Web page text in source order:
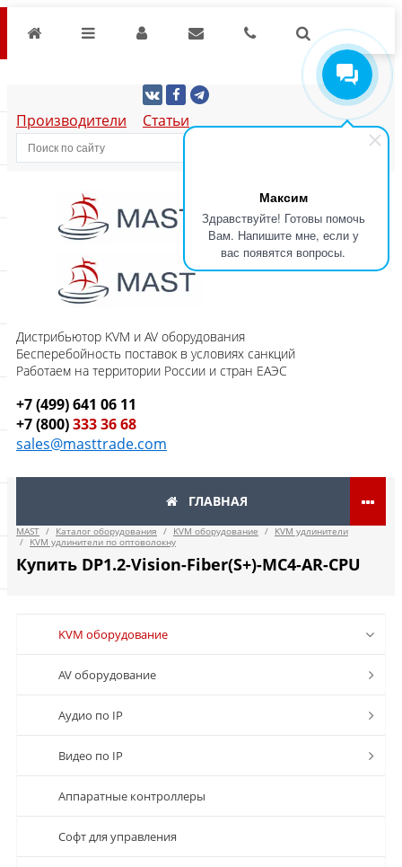
Максим
Здравствуйте! Готовы помочь
Вам. Напишите мне, если у
вас появятся вопросы.
Производители Статьи
Дистрибьютор KVM и AV оборудования
Бесперебойность поставок в условиях санкций
Работаем на территории России и стран ЕАЭС
+7 (499) 641 06 11
+7 (800)333 36 68
sales@masttrade.com
ГЛАВНАЯ
MAST / Каталог оборудования / KVM оборудование /
KVM удлинители
/
KVM удлинители по оптоволокну
Купить DP1.2-Vision-Fiber(S+)-MC4-AR-CPU
KVM оборудование
AV оборудование
Аудио по IP
Видео по IP
Аппаратные контроллеры
Софт для управления